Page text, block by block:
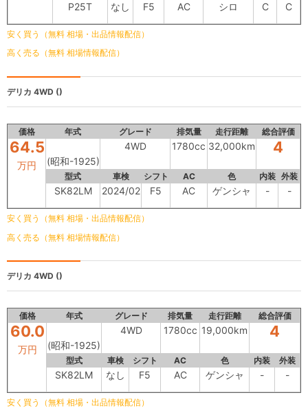
P25T なし F5 AC シロ C C
安く買う（無料 相場・出品情報配信）
高く売る（無料 相場情報配信）
デリカ 4WD ()
価格 年式 グレード 排気量 走行距離 総合評価
64.5
万円 (昭和-1925)
4WD 1780cc 32,000km 4
型式 車検 シフト AC 色 内装 外装
SK82LM 2024/02 F5 AC ゲンシャ - -
安く買う（無料 相場・出品情報配信）
高く売る（無料 相場情報配信）
デリカ 4WD ()
価格 年式 グレード 排気量 走行距離 総合評価
60.0
万円 (昭和-1925)
4WD 1780cc 19,000km 4
型式 車検 シフト AC 色 内装 外装
SK82LM なし F5 AC ゲンシャ - -
安く買う（無料 相場・出品情報配信）